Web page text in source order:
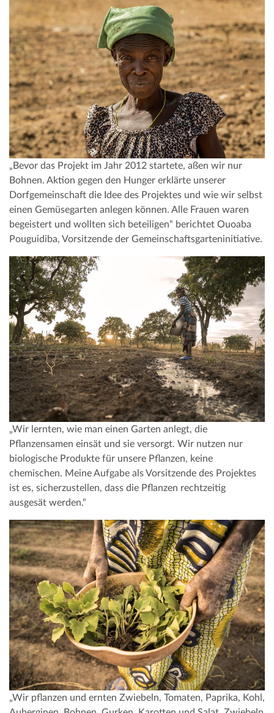
„Bevor das Projekt im Jahr 2012 startete, aßen wir nur
Bohnen. Aktion gegen den Hunger erklärte unserer
Dorfgemeinschaft die Idee des Projektes und wie wir selbst
einen Gemüsegarten anlegen können. Alle Frauen waren
begeistert und wollten sich beteiligen“ berichtet Ouoaba
Pouguidiba, Vorsitzende der Gemeinschaftsgarteninitiative.
„Wir lernten, wie man einen Garten anlegt, die
Pflanzensamen einsät und sie versorgt. Wir nutzen nur
biologische Produkte für unsere Pflanzen, keine
chemischen. Meine Aufgabe als Vorsitzende des Projektes
ist es, sicherzustellen, dass die Pflanzen rechtzeitig
ausgesät werden.“
„Wir pflanzen und ernten Zwiebeln, Tomaten, Paprika, Kohl,